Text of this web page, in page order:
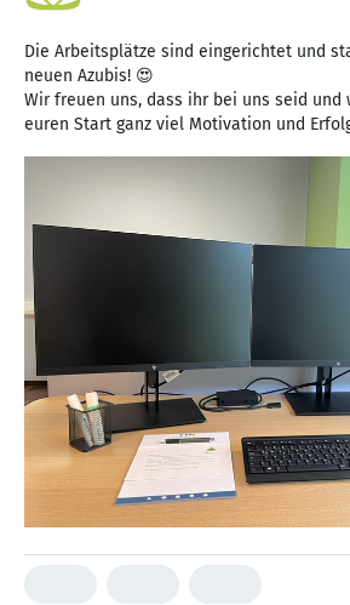
Die Arbeitsplätze sind eingerichtet und
neuen Azubis! 😍
Wir freuen uns, dass ihr bei uns seid und
euren Start ganz viel Motivation und